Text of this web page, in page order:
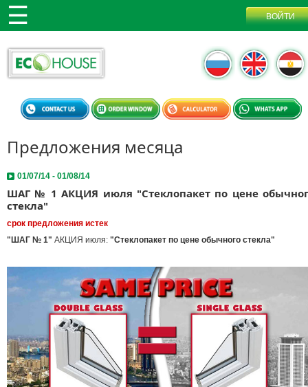
Предложения месяца
01/07/14 - 01/08/14
ШАГ № 1 АКЦИЯ июля "Стеклопакет по цене
стекла"
срок предложения истек
"ШАГ № 1" АКЦИЯ июля: "Стеклопакет по цене обычного стекла"